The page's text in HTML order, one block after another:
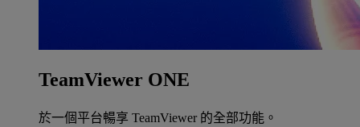
TeamViewer ONE
於一個平台暢享 TeamViewer 的全部功能。